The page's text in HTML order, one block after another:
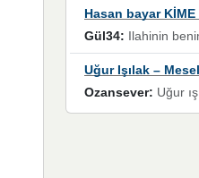
Hasan bayar KİME
Gül34: Ilahinin benim için çok özel bir yeri var İlk çıktığında komşum ne kadar yüksek sesle dinliyorsa orada duymuştum ve YouTube'dan aratıp Bu ilahiyi bulmuştum ve sonra müdavimi oldum günlük Ben
Ozansever: Uğur ışılak hayrani olarak eski yeni tüm eserlerini keyifle huzurla